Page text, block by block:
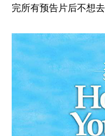
完所有预告片后不想